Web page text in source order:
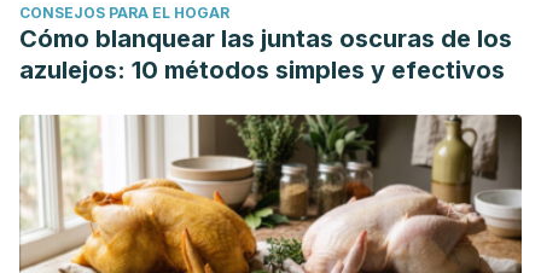
CONSEJOS PARA EL HOGAR
Cómo blanquear las juntas oscuras de los
azulejos: 10 métodos simples y efectivos